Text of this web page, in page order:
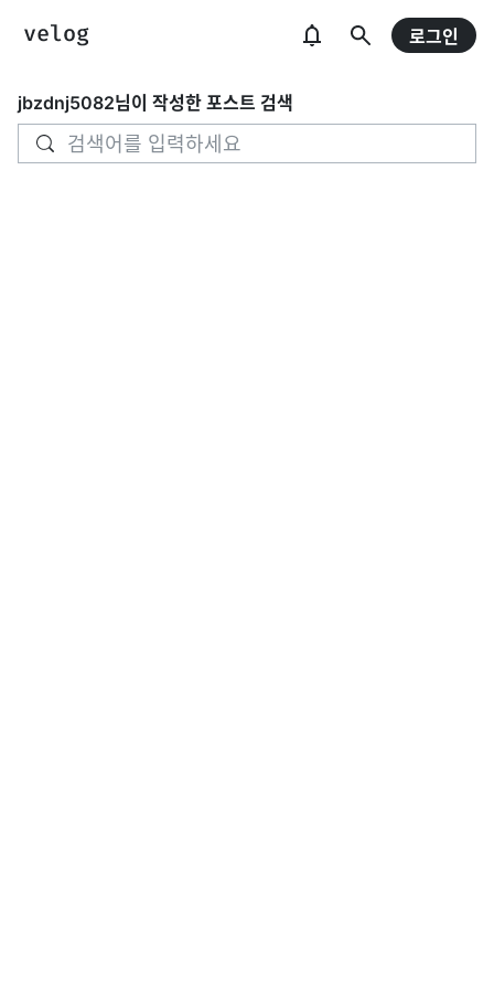
로그인
jbzdnj5082님이 작성한 포스트 검색